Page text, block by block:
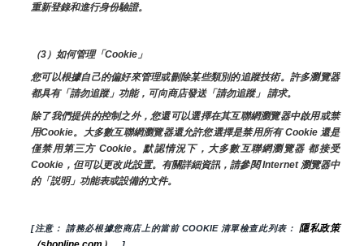
重新登錄和進行身份驗證。
（3）如何管理「Cookie」
您可以根據自己的偏好來管理或刪除某些類別的追蹤技術。許多瀏覽器
都具有「請勿追蹤」功能，可向商店發送「請勿追蹤」 請求。
除了我們提供的控制之外，您還可以選擇在其互聯網瀏覽器中啟用或禁
用Cookie。大多數互聯網瀏覽器還允許您選擇是禁用所有 Cookie 還是
僅禁用第三方 Cookie。默認情況下，大多數互聯網瀏覽器 都接受
Cookie，但可以更改此設置。有關詳細資訊，請參閱 Internet 瀏覽器中
的「説明」功能表或設備的文件。
[注意： 請務必根據您商店上的當前 COOKIE 清單檢查此列表： 隱私政策